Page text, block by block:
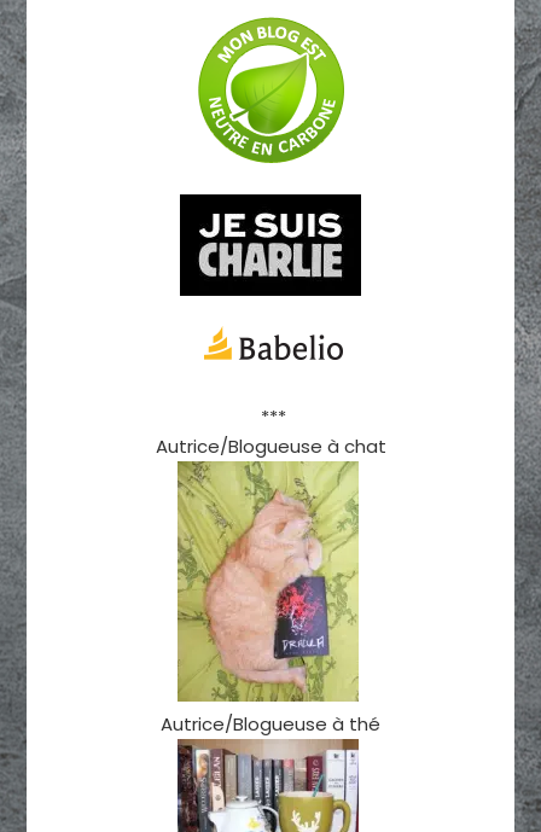
***
Autrice/Blogueuse à chat
Autrice/Blogueuse à thé